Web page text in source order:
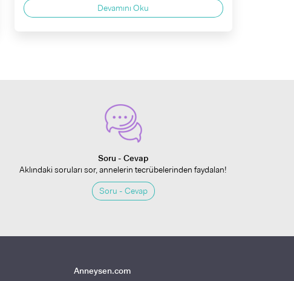
Devamını Oku
Soru - Cevap
Aklındaki soruları sor, annelerin tecrübelerinden faydalan!
Soru - Cevap
Anneysen.com